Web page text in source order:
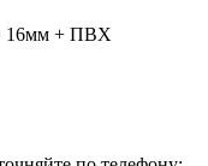
16мм + ПВХ